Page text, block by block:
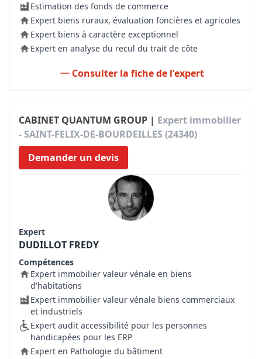
Estimation des fonds de commerce
Expert biens ruraux, évaluation foncières et agricoles
Expert biens à caractère exceptionnel
Expert en analyse du recul du trait de côte
Consulter la fiche de l'expert
CABINET QUANTUM GROUP | Expert immobilier
- SAINT-FELIX-DE-BOURDEILLES (24340)
Demander un devis
Expert
DUDILLOT FREDY
Compétences
Expert immobilier valeur vénale en biens
d'habitations
Expert immobilier valeur vénale biens commerciaux
et industriels
Expert audit accessibilité pour les personnes
handicapées pour les ERP
Expert en Pathologie du bâtiment